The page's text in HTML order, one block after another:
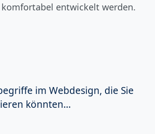
entwickelt werden.
im Webdesign, die Sie
könnten...